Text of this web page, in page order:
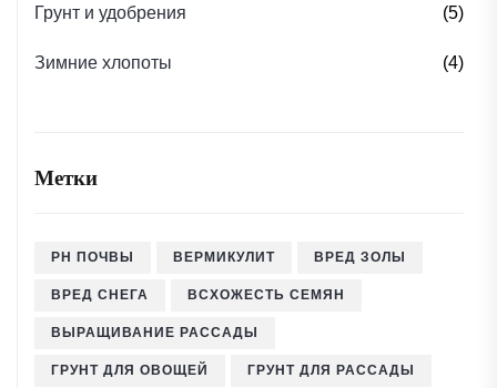
Грунт и удобрения (5)
Зимние хлопоты (4)
Метки
PH ПОЧВЫ ВЕРМИКУЛИТ ВРЕД ЗОЛЫ
ВРЕД СНЕГА ВСХОЖЕСТЬ СЕМЯН
ВЫРАЩИВАНИЕ РАССАДЫ
ГРУНТ ДЛЯ ОВОЩЕЙ ГРУНТ ДЛЯ РАССАДЫ